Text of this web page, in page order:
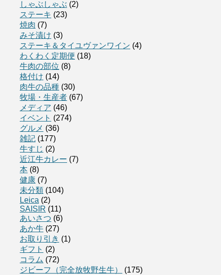
しゃぶしゃぶ (2)
ステーキ (23)
焼肉 (7)
みそ漬け (3)
ステーキ＆タイユヴァンワイン (4)
わくわく定期便 (18)
牛肉の部位 (8)
格付け (14)
肉牛の品種 (30)
牧場・生産者 (67)
メディア (46)
イベント (274)
グルメ (36)
雑記 (177)
牛すじ (2)
近江牛カレー (7)
本 (8)
健康 (7)
未分類 (104)
Leica (2)
SAISIR (11)
あいさつ (6)
あか牛 (27)
お取り引き (1)
ギフト (2)
コラム (72)
ジビーフ（完全放牧野生牛）
(175)